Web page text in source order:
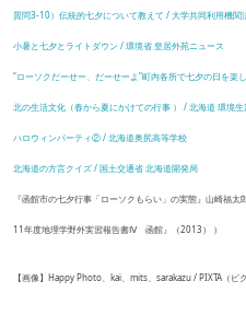
質問3-10）伝統的七夕について教えて / 大学共同利用機関
小暑と七夕とライトダウン / 環境省 皇居外苑ニュース
“ローソクだーせー、だーせーよ”町内各所で七夕の日を楽
北の生活文化（春から夏にかけての行事 ） / 北海道 環境
ハロウィンパーティ② / 北海道奥尻高等学校
北海道の方言クイズ / 国土交通省 北海道開発局
『函館市の七夕行事「ローソクもらい」の実態』山崎福
11年度地理学野外実習報告書Ⅳ 函館』（2013） ）
【画像】Happy Photo、kai、mits、sarakazu / PIXTA（ピク